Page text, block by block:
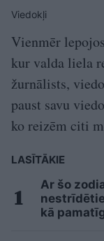
Viedokļi
Vienmēr
kur valda liela
žurnālists,
paust savu
ko reizēm citi
LASĪTĀKIE
Ar šo
kā